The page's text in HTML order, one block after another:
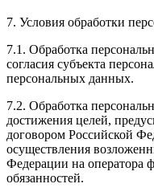
7. Условия обработки
7.1. Обработка
согласия субъекта
персональных данных.
7.2. Обработка
достижения целей,
договором Российской
осуществления
Федерации на оператора
обязанностей.